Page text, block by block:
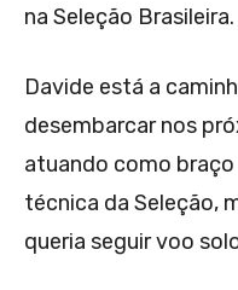
na Seleção Brasileira.
Davide está a
desembarcar nos
atuando como
técnica da Seleção,
queria seguir voo